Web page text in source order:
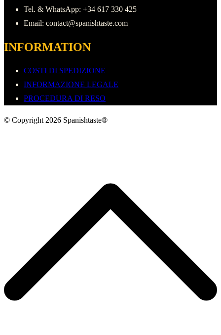
Tel. & WhatsApp: +34 617 330 425
Email: contact@spanishtaste.com
INFORMATION
COSTI DI SPEDIZIONE
INFORMAZIONE LEGALE
PROCEDURA DI RESO
© Copyright 2026 Spanishtaste®